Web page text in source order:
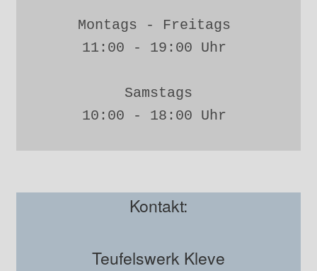
Montags - Freitags
11:00 - 19:00 Uhr
Samstags
10:00 - 18:00 Uhr
Kontakt:
Teufelswerk Kleve